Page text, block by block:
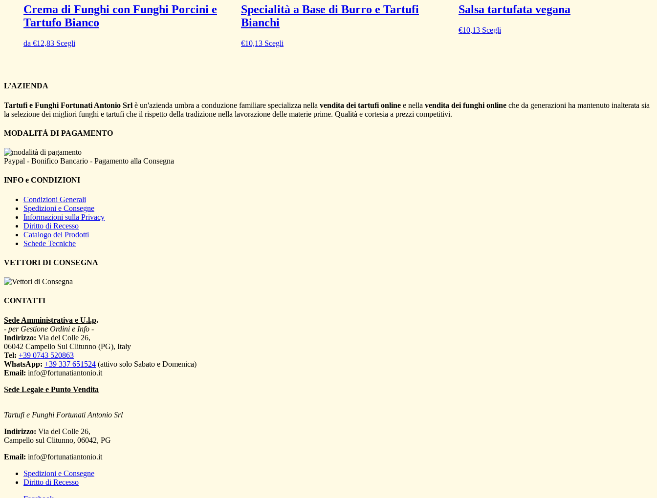
Crema di Funghi con Funghi Porcini e
Tartufo Bianco
da €12,83 Scegli
Specialità a Base di Burro e Tartufi
Bianchi
€10,13 Scegli
Salsa tartufata vegana
€10,13 Scegli
L’AZIENDA
Tartufi e Funghi Fortunati Antonio Srl è un'azienda umbra a conduzione familiare specializza nella vendita dei tartufi online e nella vendita dei funghi online che da generazioni ha mantenuto inalterata sia
la selezione dei migliori funghi e tartufi che il rispetto della tradizione nella lavorazione delle materie prime. Qualità e cortesia a prezzi competitivi.
MODALITÁ DI PAGAMENTO
Paypal - Bonifico Bancario - Pagamento alla Consegna
INFO e CONDIZIONI
Condizioni Generali
Spedizioni e Consegne
Informazioni sulla Privacy
Diritto di Recesso
Catalogo dei Prodotti
Schede Tecniche
VETTORI DI CONSEGNA
CONTATTI
Sede Amministrativa e U.l.p.
- per Gestione Ordini e Info -
Indirizzo: Via del Colle 26,
06042 Campello Sul Clitunno (PG), Italy
Tel: +39 0743 520863
WhatsApp: +39 337 651524 (attivo solo Sabato e Domenica)
Email: info@fortunatiantonio.it
Sede Legale e Punto Vendita
Tartufi e Funghi Fortunati Antonio Srl
Indirizzo: Via del Colle 26,
Campello sul Clitunno, 06042, PG
Email: info@fortunatiantonio.it
Spedizioni e Consegne
Diritto di Recesso